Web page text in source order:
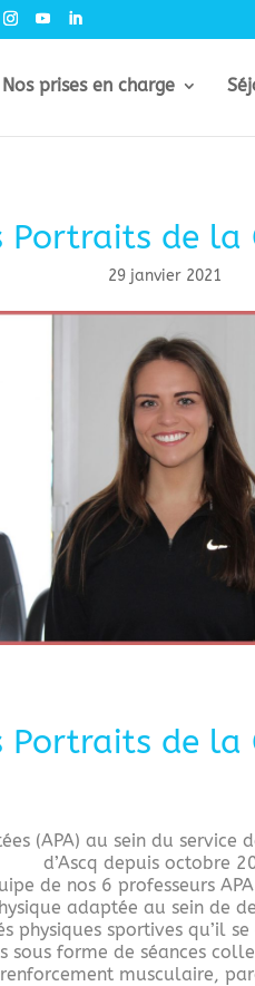
Nos prises en charge
Portraits de la
29 janvier 2021
Portraits de la
(APA) au sein du
d’Ascq depuis octobre
de nos 6 professeurs
adaptée au sein de
physiques sportives
sous forme de séances
musculaire,